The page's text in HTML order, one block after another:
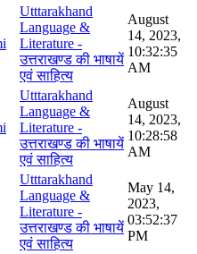
Utttarakhand
Language &
Literature -
उत्तराखण्ड की भाषायें
एवं साहित्य
August
14, 2023,
10:32:35
AM
Utttarakhand
Language &
Literature -
उत्तराखण्ड की भाषायें
एवं साहित्य
August
14, 2023,
10:28:58
AM
Utttarakhand
Language &
Literature -
उत्तराखण्ड की भाषायें
एवं साहित्य
May 14,
2023,
03:52:37
PM